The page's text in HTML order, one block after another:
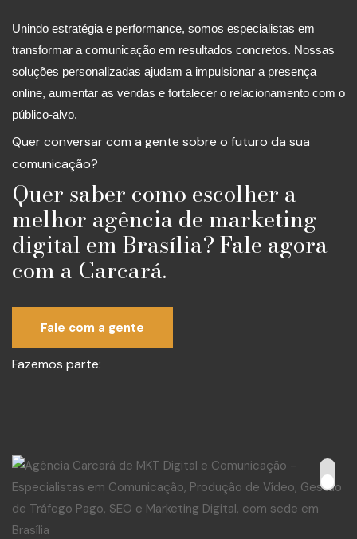
Unindo estratégia e performance, somos especialistas em
transformar a comunicação em resultados concretos. Nossas
soluções personalizadas ajudam a impulsionar a presença
online, aumentar as vendas e fortalecer o relacionamento com o
público-alvo.
Quer conversar com a gente sobre o futuro da sua
comunicação?
Quer saber como escolher a
melhor agência de marketing
digital em Brasília? Fale agora
com a Carcará.
Fale com a gente
Fazemos parte: